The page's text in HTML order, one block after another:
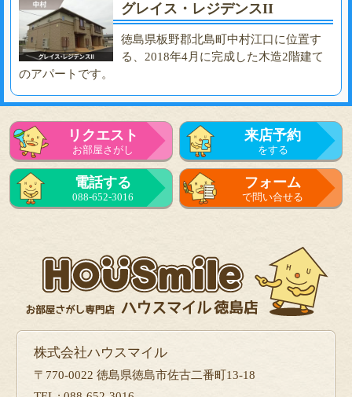
グレイス・レジデンスII
徳島県板野郡北島町中村江口に位置す
る、2018年4月に完成した木造2階建て
のアパートです。
リクエスト
お部屋さがし
来店予約
をする
電話する
088-652-3016
フォーム
で問い合せる
株式会社ハウスマイル
〒770-0022 徳島県徳島市佐古二番町13-18